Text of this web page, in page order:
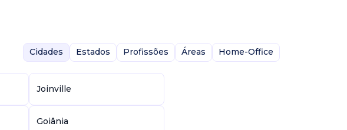
Cidades Estados Profissões Áreas Home-Office
Joinville
Goiânia